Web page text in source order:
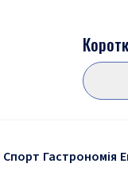
Спорт Гастрономія